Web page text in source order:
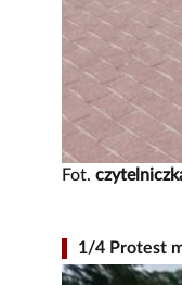
Fot.
1/4 Protest